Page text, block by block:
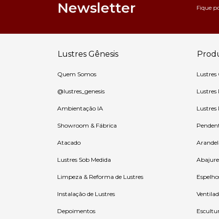
Newsletter Fique
Lustres Gênesis
Quem Somos
@lustres_genesis
Ambientação IA
Showroom & Fábrica
Atacado
Lustres Sob Medida
Limpeza & Reforma de Lustres
Instalação de Lustres
Depoimentos
Lustres
Lustres
Lustres